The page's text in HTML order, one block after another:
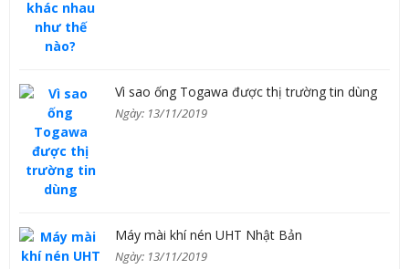
Vì sao ống Togawa được thị trường tin dùng
Ngày: 13/11/2019
Máy mài khí nén UHT Nhật Bản
Ngày: 13/11/2019